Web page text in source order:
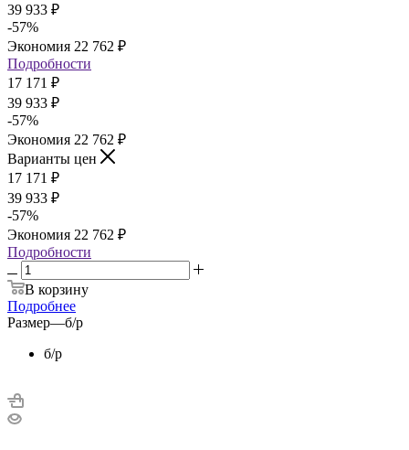
39 933 ₽
-57%
Экономия 22 762 ₽
Подробности
17 171 ₽
39 933 ₽
-57%
Экономия 22 762 ₽
Варианты цен
17 171 ₽
39 933 ₽
-57%
Экономия 22 762 ₽
Подробности
В корзину
Подробнее
Размер—б/р
б/р